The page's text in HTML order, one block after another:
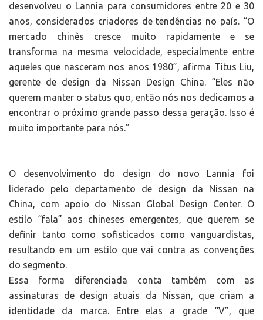
desenvolveu o Lannia para consumidores entre 20 e 30
anos, considerados criadores de tendências no país. “O
mercado chinês cresce muito rapidamente e se
transforma na mesma velocidade, especialmente entre
aqueles que nasceram nos anos 1980”, afirma Titus Liu,
gerente de design da Nissan Design China. “Eles não
querem manter o status quo, então nós nos dedicamos a
encontrar o próximo grande passo dessa geração. Isso é
muito importante para nós.”
O desenvolvimento do design do novo Lannia foi
liderado pelo departamento de design da Nissan na
China, com apoio do Nissan Global Design Center. O
estilo “fala” aos chineses emergentes, que querem se
definir tanto como sofisticados como vanguardistas,
resultando em um estilo que vai contra as convenções
do segmento.
Essa forma diferenciada conta também com as
assinaturas de design atuais da Nissan, que criam a
identidade da marca. Entre elas a grade “V”, que